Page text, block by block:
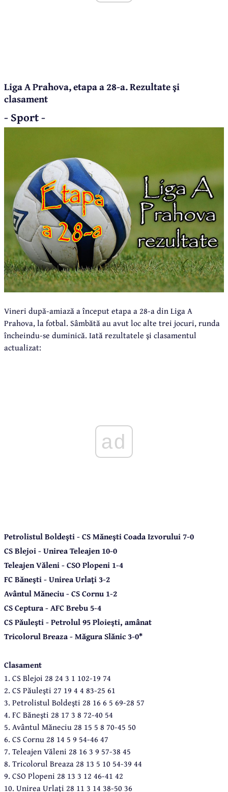
Liga A Prahova, etapa a 28-a. Rezultate şi
clasament
- Sport -
Vineri după-amiază a început etapa a 28-a din Liga A
Prahova, la fotbal. Sâmbătă au avut loc alte trei jocuri, runda
încheindu-se duminică. Iată rezultatele şi clasamentul
actualizat:
ad
Petrolistul Boldeşti - CS Măneşti Coada Izvorului 7-0
CS Blejoi - Unirea Teleajen 10-0
Teleajen Văleni - CSO Plopeni 1-4
FC Băneşti - Unirea Urlaţi 3-2
Avântul Măneciu - CS Cornu 1-2
CS Ceptura - AFC Brebu 5-4
CS Păuleşti - Petrolul 95 Ploieşti, amânat
Tricolorul Breaza - Măgura Slănic 3-0*
Clasament
1. CS Blejoi 28 24 3 1 102-19 74
2. CS Păuleşti 27 19 4 4 83-25 61
3. Petrolistul Boldeşti 28 16 6 5 69-28 57
4. FC Băneşti 28 17 3 8 72-40 54
5. Avântul Măneciu 28 15 5 8 70-45 50
6. CS Cornu 28 14 5 9 54-46 47
7. Teleajen Văleni 28 16 3 9 57-38 45
8. Tricolorul Breaza 28 13 5 10 54-39 44
9. CSO Plopeni 28 13 3 12 46-41 42
10. Unirea Urlaţi 28 11 3 14 38-50 36